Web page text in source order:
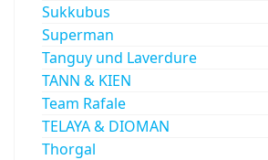
Sukkubus
Superman
Tanguy und Laverdure
TANN & KIEN
Team Rafale
TELAYA & DIOMAN
Thorgal